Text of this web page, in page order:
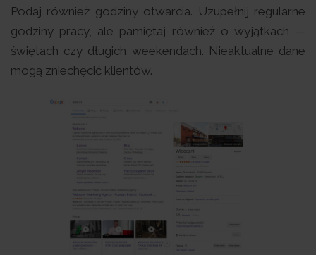
Podaj również godziny otwarcia. Uzupełnij regularne
godziny pracy, ale pamiętaj również o wyjątkach —
świętach czy długich weekendach. Nieaktualne dane
mogą zniechęcić klientów.